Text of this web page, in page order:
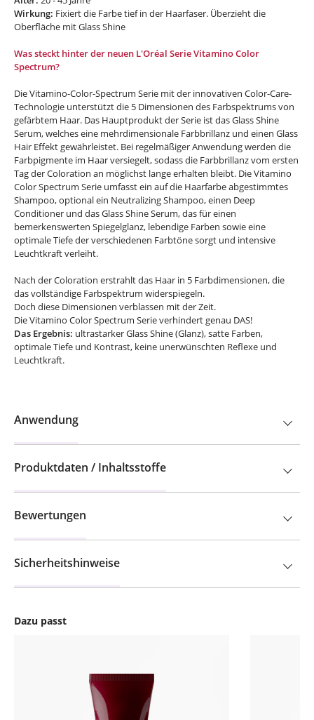
Dazu passt
Wirkung: Fixiert die Farbe tief in der Haarfaser. Überzieht die
Oberfläche mit Glass Shine
Was steckt hinter der neuen L'Oréal Serie Vitamino Color
Spectrum?
Die Vitamino-Color-Spectrum Serie mit der innovativen Color-Care-
Technologie unterstützt die 5 Dimensionen des Farbspektrums von
gefärbtem Haar. Das Hauptprodukt der Serie ist das Glass Shine
Serum, welches eine mehrdimensionale Farbbrillanz und einen Glass
Hair Effekt gewährleistet. Bei regelmäßiger Anwendung werden die
Farbpigmente im Haar versiegelt, sodass die Farbbrillanz vom ersten
Tag der Coloration an möglichst lange erhalten bleibt. Die Vitamino
Color Spectrum Serie umfasst ein auf die Haarfarbe abgestimmtes
Shampoo, optional ein Neutralizing Shampoo, einen Deep
Conditioner und das Glass Shine Serum, das für einen
bemerkenswerten Spiegelglanz, lebendige Farben sowie eine
optimale Tiefe der verschiedenen Farbtöne sorgt und intensive
Leuchtkraft verleiht.
Nach der Coloration erstrahlt das Haar in 5 Farbdimensionen, die
das vollständige Farbspektrum widerspiegeln.
Doch diese Dimensionen verblassen mit der Zeit.
Die Vitamino Color Spectrum Serie verhindert genau DAS!
Das Ergebnis: ultrastarker Glass Shine (Glanz), satte Farben,
optimale Tiefe und Kontrast, keine unerwünschten Reflexe und
Leuchtkraft.
Anwendung
Produktdaten / Inhaltsstoffe
Bewertungen
Sicherheitshinweise